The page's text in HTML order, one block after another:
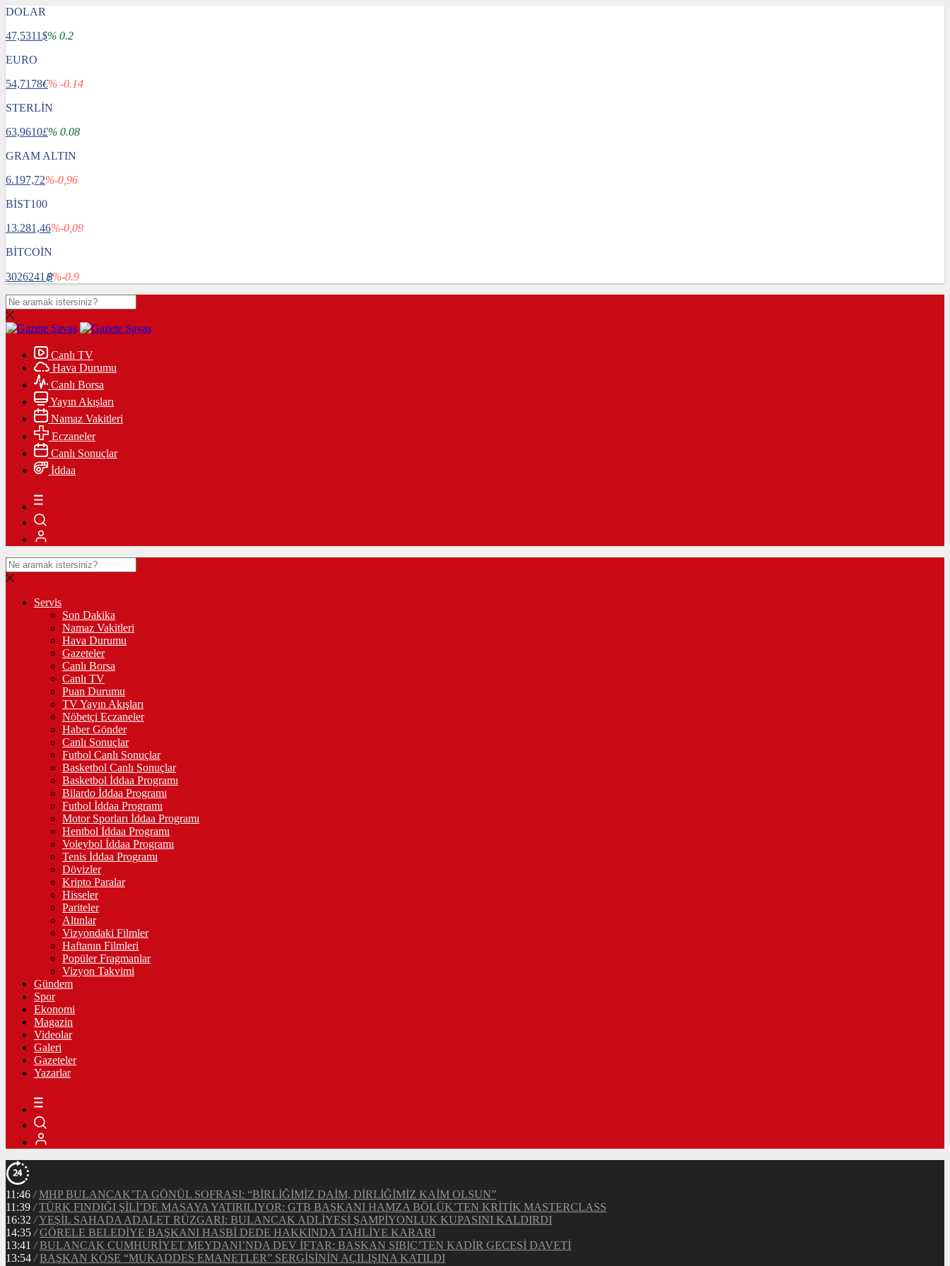
DOLAR
47,5311$% 0.2
EURO
54,7178€% -0.14
STERLİN
63,9610£% 0.08
GRAM ALTIN
6.197,72%-0,96
BİST100
13.281,46%-0,09
BİTCOİN
3026241 ฿%-0.9
Canlı TV
Hava Durumu
Canlı Borsa
Yayın Akışları
Namaz Vakitleri
Eczaneler
Canlı Sonuçlar
İddaa
Servis
Son Dakika
Namaz Vakitleri
Hava Durumu
Gazeteler
Canlı Borsa
Canlı TV
Puan Durumu
TV Yayın Akışları
Nöbetçi Eczaneler
Haber Gönder
Canlı Sonuçlar
Futbol Canlı Sonuçlar
Basketbol Canlı Sonuçlar
Basketbol İddaa Programı
Bilardo İddaa Programı
Futbol İddaa Programı
Motor Sporları İddaa Programı
Hentbol İddaa Programı
Voleybol İddaa Programı
Tenis İddaa Programı
Dövizler
Kripto Paralar
Hisseler
Pariteler
Altınlar
Vizyondaki Filmler
Haftanın Filmleri
Popüler Fragmanlar
Vizyon Takvimi
Gündem
Spor
Ekonomi
Magazin
Videolar
Galeri
Gazeteler
Yazarlar
11:46 / MHP BULANCAK’TA GÖNÜL SOFRASI: “BİRLİĞİMİZ DAİM, DİRLİĞİMİZ KAİM OLSUN”
11:39 / TÜRK FINDIĞI ŞİLİ’DE MASAYA YATIRILIYOR: GTB BAŞKANI HAMZA BÖLÜK’TEN KRİTİK MASTERCLASS
16:32 /YEŞİL SAHADA ADALET RÜZGARI: BULANCAK ADLİYESİ ŞAMPİYONLUK KUPASINI KALDIRDI
14:35 / GÖRELE BELEDİYE BAŞKANI HASBİ DEDE HAKKINDA TAHLİYE KARARI
13:41 / BULANCAK CUMHURİYET MEYDANI’NDA DEV İFTAR: BAŞKAN SIBIÇ’TEN KADİR GECESİ DAVETİ
13:54 / BAŞKAN KÖSE “MUKADDES EMANETLER” SERGİSİNİN AÇILIŞINA KATILDI